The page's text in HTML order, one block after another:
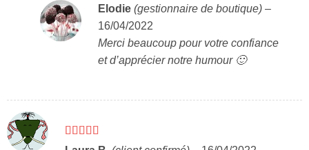
Elodie (gestionnaire de boutique) –
16/04/2022
Merci beaucoup pour votre confiance
et d’apprécier notre humour 🙂
Note5 sur 5